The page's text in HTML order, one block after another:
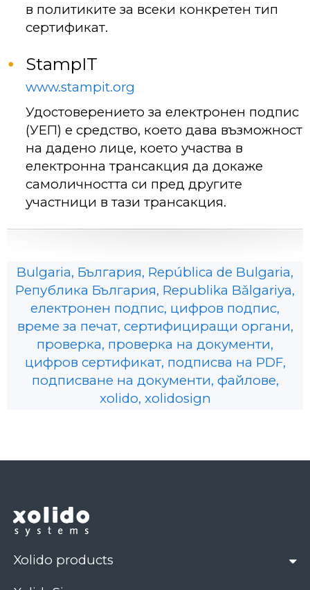
в политиките за всеки конкретен тип
сертификат.
StampIT
www.stampit.org
Удостоверението за електронен подпис
(УЕП) е средство, което дава възможност
на дадено лице, което участва в
електронна трансакция да докаже
самоличността си пред другите
участници в тази трансакция.
Bulgaria, България, República de Bulgaria,
Република България, Republika Bǎlgariya,
електронен подпис, цифров подпис,
време за печат, сертифициращи органи,
проверка, проверка на документи,
цифров сертификат, подписва на PDF,
подписване на документи, файлове,
xolido, xolidosign
Xolido products